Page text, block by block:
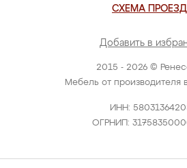
2015 - 2026 ©
Мебель от производителя
ИНН:
ОГРНИП:
СХЕМА
Добавить в